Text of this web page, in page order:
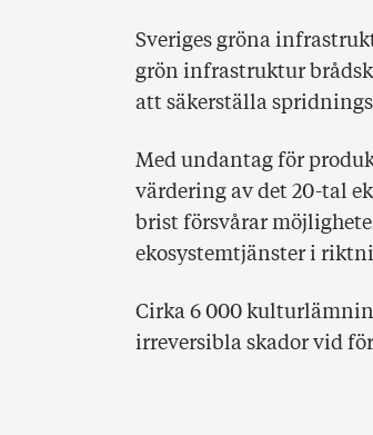
Sveriges gröna
grön infrastruktur
att säkerställa
Med undantag för
värdering av det 20-tal
brist försvårar
ekosystemtjänster i
Cirka 6 000
irreversibla skador vid